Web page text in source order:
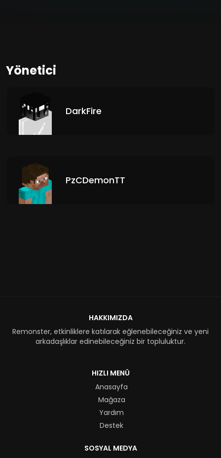
Yönetici
DarkFire
PzCDemonTT
HAKKIMIZDA
Remonster, etkinliklere katılarak eğlenebileceğiniz ve yeni
arkadaşlıklar edinebileceğiniz bir topluluktur.
HIZLI MENÜ
Anasayfa
Mağaza
Yardım
Destek
SOSYAL MEDYA